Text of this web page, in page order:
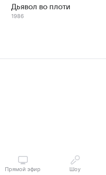
Дьявол во плоти
1986
Прямой эфир Шоу